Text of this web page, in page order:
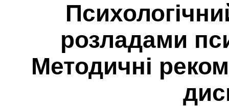
розладами
Методичні